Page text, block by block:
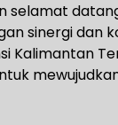
selamat
sinergi
Kalimantan